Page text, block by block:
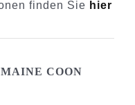
finden Sie hier
COON